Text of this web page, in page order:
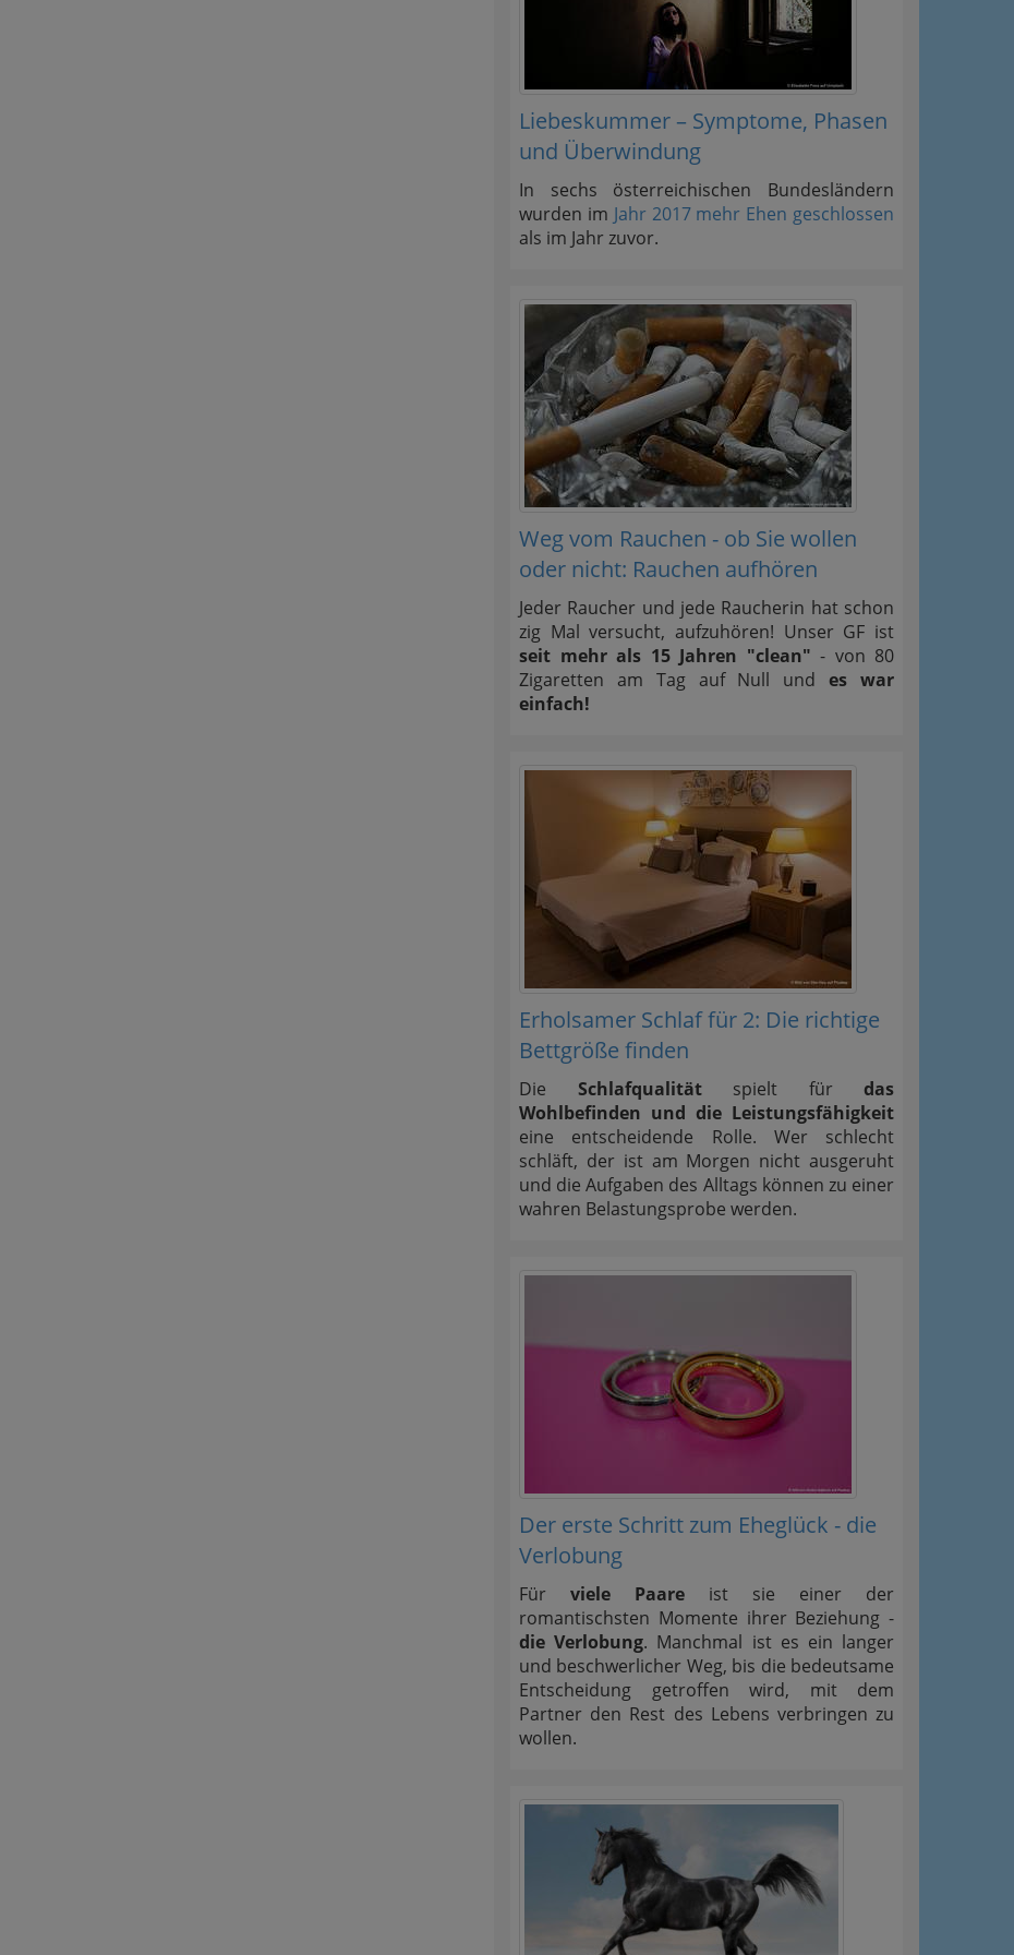
Liebeskummer – Symptome, Phasen
und Überwindung
In sechs österreichischen Bundesländern
wurden im Jahr 2017 mehr Ehen geschlossen
als im Jahr zuvor.
Weg vom Rauchen - ob Sie wollen
oder nicht: Rauchen aufhören
Jeder Raucher und jede Raucherin hat schon
zig Mal versucht, aufzuhören! Unser GF ist
seit mehr als 15 Jahren "clean" - von 80
Zigaretten am Tag auf Null undes war
einfach!
Erholsamer Schlaf für 2: Die richtige
Bettgröße finden
Die Schlafqualitätspielt für das
Wohlbefinden und die Leistungsfähigkeit
eine entscheidende Rolle. Wer schlecht
schläft, der ist am Morgen nicht ausgeruht
und die Aufgaben des Alltags können zu einer
wahren Belastungsprobe werden.
Der erste Schritt zum Eheglück - die
Verlobung
Für viele Paare ist sie einer der
romantischsten Momente ihrer Beziehung -
die Verlobung. Manchmal ist es ein langer
und beschwerlicher Weg, bis die bedeutsame
Entscheidung getroffen wird, mit dem
Partner den Rest des Lebens verbringen zu
wollen.